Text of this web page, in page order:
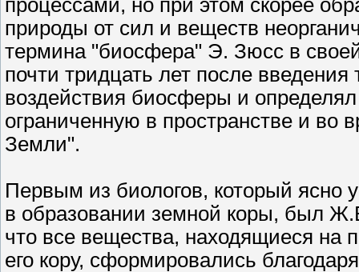
процессами, но при этом скорее
природы от сил и веществ
термина "биосфера" Э. Зюсс в
почти тридцать лет после
воздействия биосферы и определял
ограниченную в пространстве и
Земли".
Первым из биологов, который ясно
в образовании земной коры, был
что все вещества, находящиеся на
его кору, сформировались